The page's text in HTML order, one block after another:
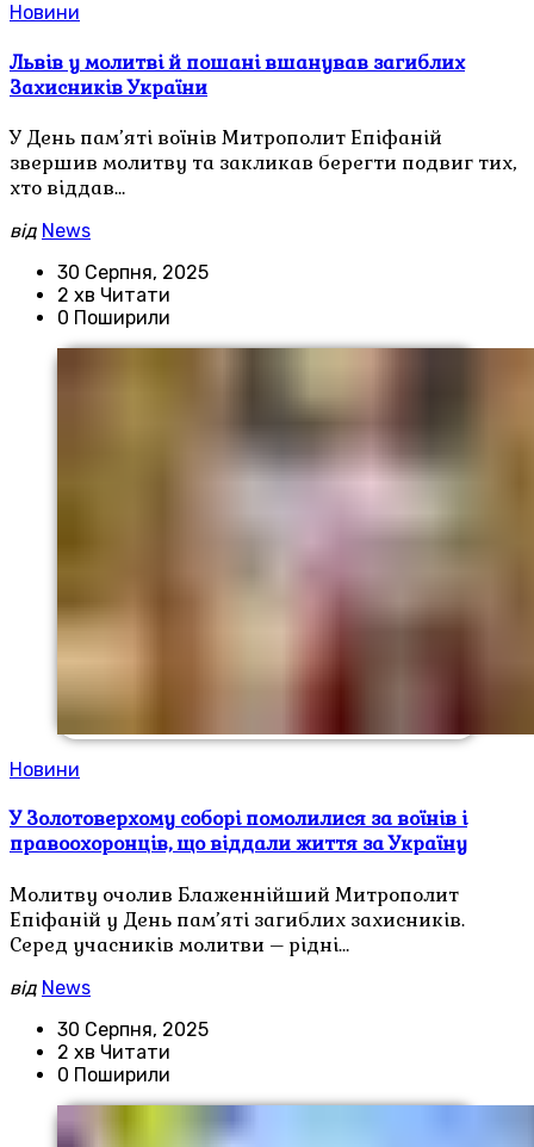
Новини
Львів у молитві й пошані вшанував загиблих
Захисників України
У День пам’яті воїнів Митрополит Епіфаній
звершив молитву та закликав берегти подвиг тих,
хто віддав…
від News
30 Серпня, 2025
2 хв Читати
0 Поширили
Новини
У Золотоверхому соборі помолилися за воїнів і
правоохоронців, що віддали життя за Україну
Молитву очолив Блаженнійший Митрополит
Епіфаній у День пам’яті загиблих захисників.
Серед учасників молитви – рідні…
від News
30 Серпня, 2025
2 хв Читати
0 Поширили